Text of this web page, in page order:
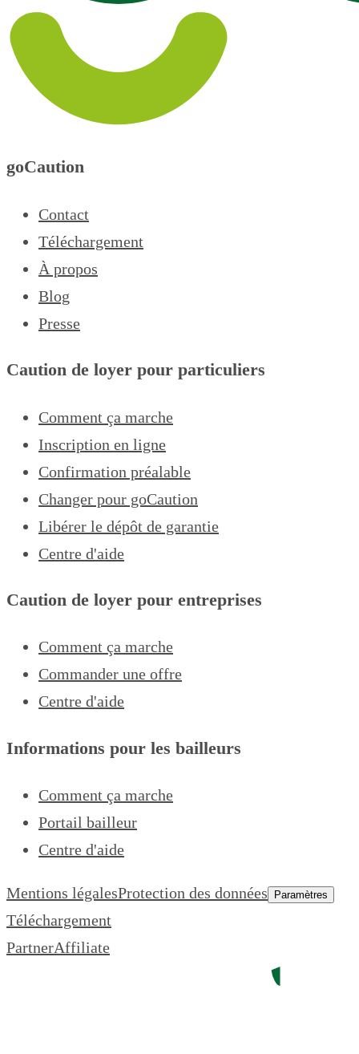
goCaution
Contact
Téléchargement
À propos
Blog
Presse
Caution de loyer pour particuliers
Comment ça marche
Inscription en ligne
Confirmation préalable
Changer pour goCaution
Libérer le dépôt de garantie
Centre d'aide
Caution de loyer pour entreprises
Comment ça marche
Commander une offre
Centre d'aide
Informations pour les bailleurs
Comment ça marche
Portail bailleur
Centre d'aide
Mentions légalesProtection des données Paramètres
Téléchargement
PartnerAffiliate